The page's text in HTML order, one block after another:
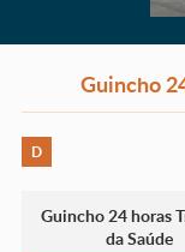
Guincho
D
Guincho 24 horas
da Saúde